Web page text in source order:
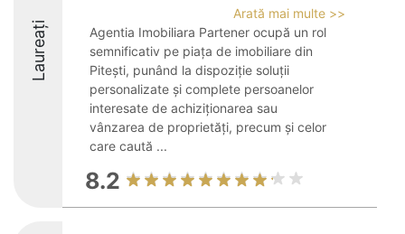
Laureați
Arată mai multe >>
Agentia Imobiliara Partener ocupă un rol
semnificativ pe piața de imobiliare din
Pitești, punând la dispoziție soluții
personalizate și complete persoanelor
interesate de achiziționarea sau
vânzarea de proprietăți, precum și celor
care caută ...
8.2